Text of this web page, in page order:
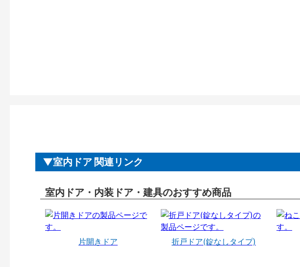
室内ドア 関連リンク
室内ドア・内装ドア・建具のおすすめ商品
片開きドア 折戸ドア(錠なしタイプ)